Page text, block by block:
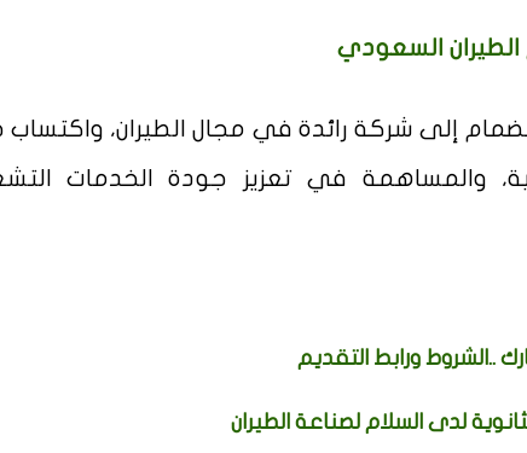
السعودي
إلى شركة رائدة في مجال الطيران، واكتساب
والمساهمة في تعزيز جودة الخدمات
..الشروط ورابط التقديم
لدى السلام لصناعة الطيران